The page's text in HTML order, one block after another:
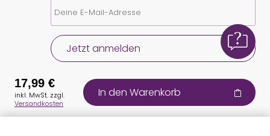
Jetzt anmelden
17,99 €
inkl. MwSt. zzgl.
Versandkosten
In den Warenkorb